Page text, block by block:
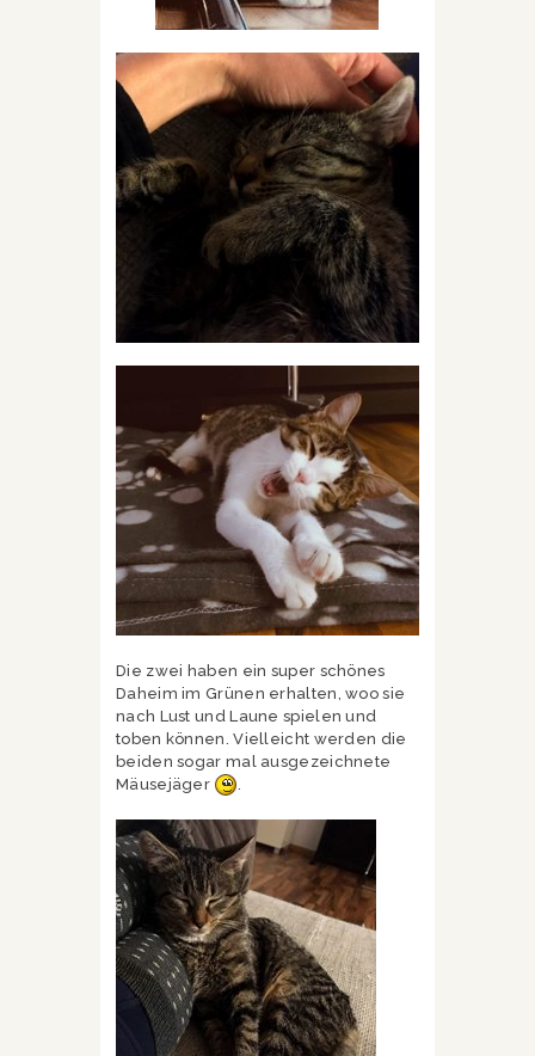
Die zwei haben ein super schönes
Daheim im Grünen erhalten, woo sie
nach Lust und Laune spielen und
toben können. Vielleicht werden die
beiden sogar mal ausgezeichnete
Mäusejäger